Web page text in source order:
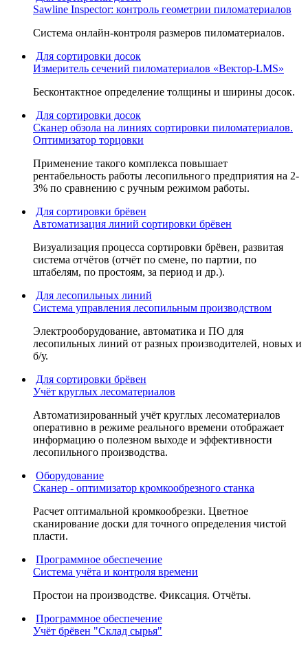
Sawline Inspector: контроль геометрии пиломатериалов
Система онлайн-контроля размеров пиломатериалов.
Для сортировки досок
Измеритель сечений пиломатериалов «Вектор-LMS»
Бесконтактное определение толщины и ширины досок.
Для сортировки досок
Сканер обзола на линиях сортировки пиломатериалов.
Оптимизатор торцовки
Применение такого комплекса повышает
рентабельность работы лесопильного предприятия на 2-
3% по сравнению с ручным режимом работы.
Для сортировки брёвен
Автоматизация линий сортировки брёвен
Визуализация процесса сортировки брёвен, развитая
система отчётов (отчёт по смене, по партии, по
штабелям, по простоям, за период и др.).
Для лесопильных линий
Система управления лесопильным производством
Электрооборудование, автоматика и ПО для
лесопильных линий от разных производителей, новых и
б/у.
Для сортировки брёвен
Учёт круглых лесоматериалов
Автоматизированный учёт круглых лесоматериалов
оперативно в режиме реального времени отображает
информацию о полезном выходе и эффективности
лесопильного производства.
Оборудование
Сканер - оптимизатор кромкообрезного станка
Расчет оптимальной кромкообрезки. Цветное
сканирование доски для точного определения чистой
пласти.
Программное обеспечение
Система учёта и контроля времени
Простои на производстве. Фиксация. Отчёты.
Программное обеспечение
Учёт брёвен "Склад сырья"